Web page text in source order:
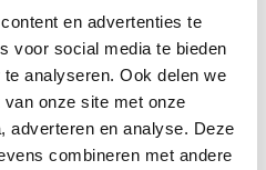
en advertenties te
voor social media te bieden
analyseren. Ook delen we
onze site met onze
adverteren en analyse. Deze
combineren met andere
extra veiligheid
verkrijgbaar
– topkwaliteit